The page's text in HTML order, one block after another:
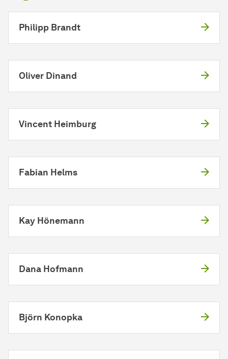
Philipp Brandt
Oliver Dinand
Vincent Heimburg
Fabian Helms
Kay Hönemann
Dana Hofmann
Björn Konopka